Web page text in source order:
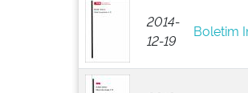
2014-
12-19
Boletim